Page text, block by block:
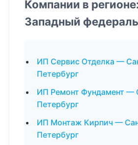
Компании в
Западный
ИП Сервис Отделка —
Петербург
ИП Ремонт Фундамент —
Петербург
ИП Монтаж Кирпич —
Петербург